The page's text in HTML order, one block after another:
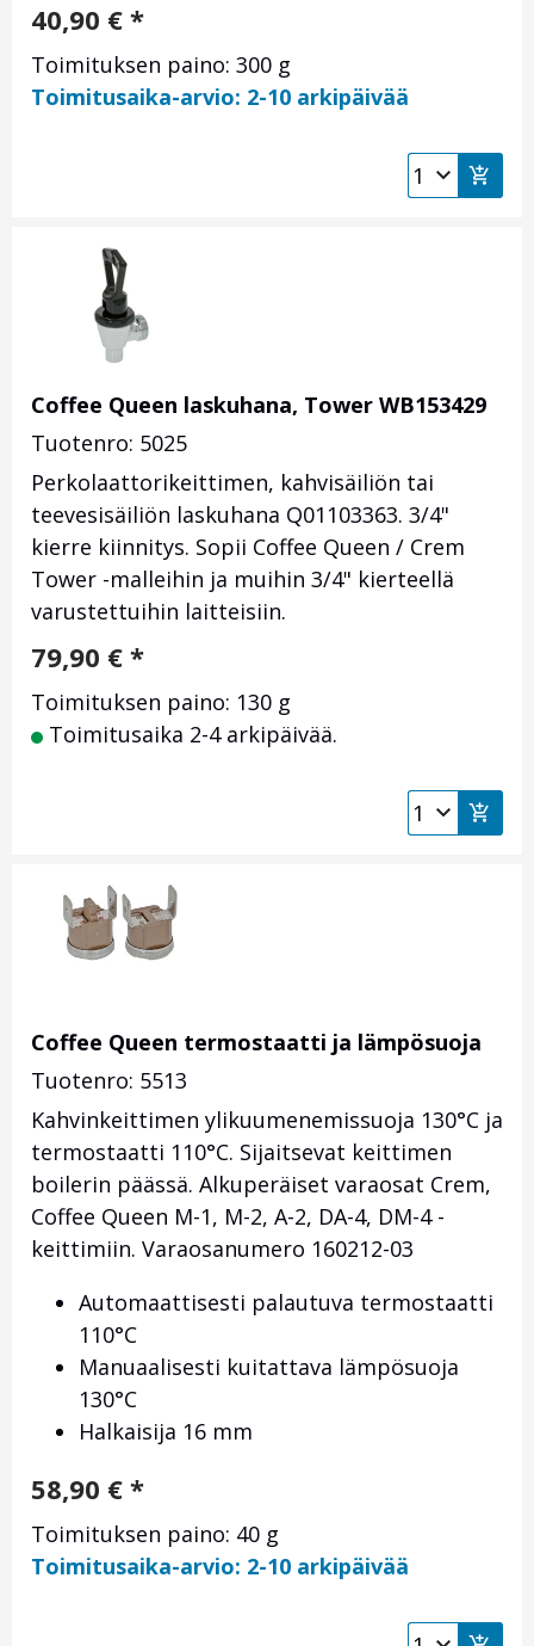
40,90 € *
Toimituksen paino: 300 g
Toimitusaika-arvio: 2-10 arkipäivää
Coffee Queen laskuhana, Tower WB153429
Tuotenro: 5025
Perkolaattorikeittimen, kahvisäiliön tai
teevesisäiliön laskuhana Q01103363. 3/4"
kierre kiinnitys. Sopii Coffee Queen / Crem
Tower -malleihin ja muihin 3/4" kierteellä
varustettuihin laitteisiin.
79,90 € *
Toimituksen paino: 130 g
Toimitusaika 2-4 arkipäivää.
Coffee Queen termostaatti ja lämpösuoja
Tuotenro: 5513
Kahvinkeittimen ylikuumenemissuoja 130°C ja
termostaatti 110°C. Sijaitsevat keittimen
boilerin päässä. Alkuperäiset varaosat Crem,
Coffee Queen M-1, M-2, A-2, DA-4, DM-4 -
keittimiin. Varaosanumero 160212-03
Automaattisesti palautuva termostaatti
110°C
Manuaalisesti kuitattava lämpösuoja
130°C
Halkaisija 16 mm
58,90 € *
Toimituksen paino: 40 g
Toimitusaika-arvio: 2-10 arkipäivää